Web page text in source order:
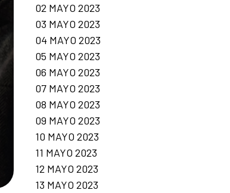
02 MAYO 2023
03 MAYO 2023
04 MAYO 2023
05 MAYO 2023
06 MAYO 2023
07 MAYO 2023
08 MAYO 2023
09 MAYO 2023
10 MAYO 2023
11 MAYO 2023
12 MAYO 2023
13 MAYO 2023